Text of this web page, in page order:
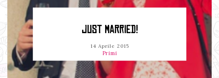
JUST MARRIED!
14 Aprile 2015
Primi